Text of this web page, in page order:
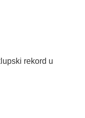
rekord u